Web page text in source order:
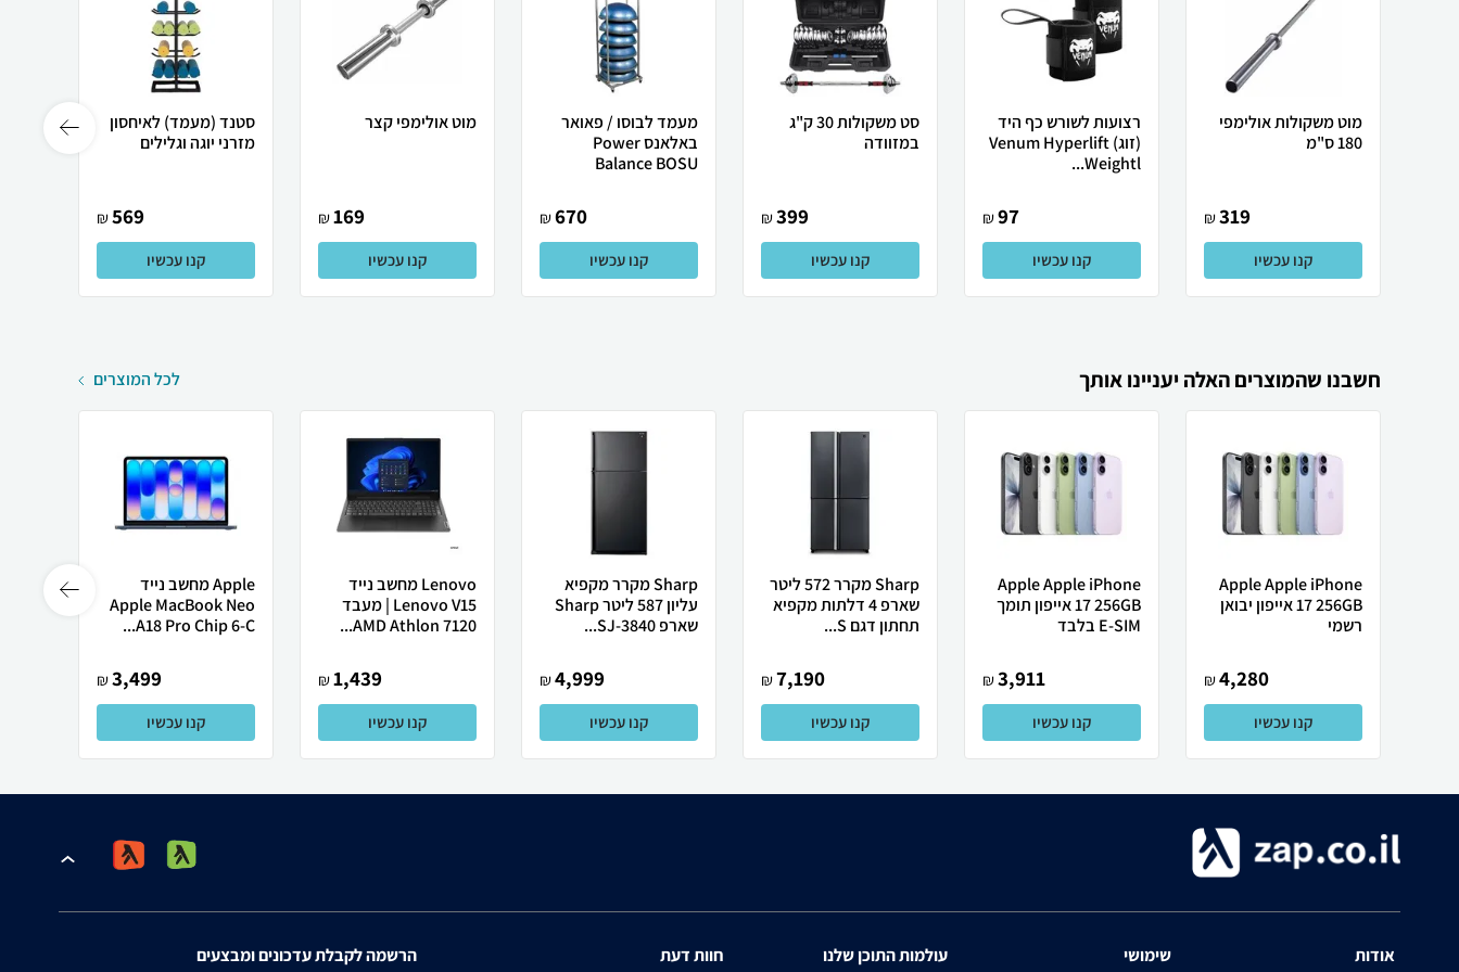
מוט משקולות אולימפי
180 ס"מ
319
₪
קנו עכשיו
רצועות לשורש כף היד
(זוג) Venum Hyperlift
Weightl...
97
₪
קנו עכשיו
סט משקולות 30 ק"ג
במזוודה
399
₪
קנו עכשיו
מעמד לבוסו / פאואר
באלאנס Power
Balance BOSU
670
₪
קנו עכשיו
מוט אולימפי קצר
169
₪
קנו עכשיו
סטנד (מעמד) לאיחסון
מזרני יוגה וגלילים
569
₪
קנו עכשיו
חשבנו שהמוצרים האלה יעניינו אותך לכל המוצרים
Apple Apple iPhone
17 256GB אייפון יבואן
רשמי
4,280
₪
קנו עכשיו
Apple Apple iPhone
17 256GB אייפון תומך
E-SIM בלבד
3,911
₪
קנו עכשיו
Sharp מקרר 572 ליטר
שארפ 4 דלתות מקפיא
תחתון דגם S...
7,190
₪
קנו עכשיו
Sharp מקרר מקפיא
עליון 587 ליטר Sharp
שארפ SJ-3840...
4,999
₪
קנו עכשיו
Lenovo מחשב נייד
Lenovo V15 | מעבד
AMD Athlon 7120...
1,439
₪
קנו עכשיו
Apple מחשב נייד
Apple MacBook Neo
A18 Pro Chip 6-C...
3,499
₪
קנו עכשיו
אודות שימושי עולמות התוכן שלנו חוות דעת הרשמה לקבלת עדכונים ומבצעים